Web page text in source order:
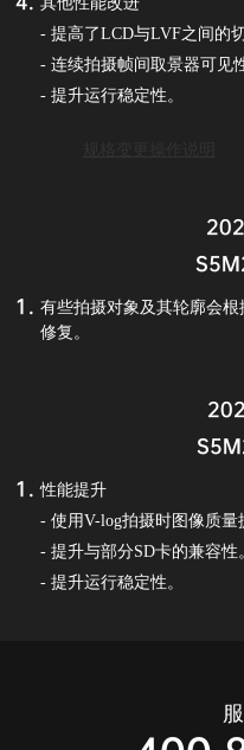
- 提高了LCD与LVF之间的
- 连续拍摄帧间取景器可见
- 提升运行稳定性。
有些拍摄对象及其轮廓会
修复。
性能提升
- 使用V-log拍摄时图像质量
- 提升与部分SD卡的兼容性
- 提升运行稳定性。